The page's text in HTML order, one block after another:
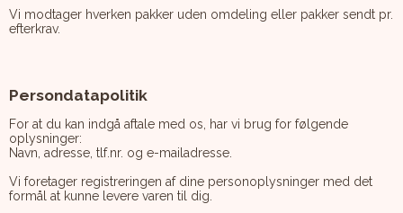
Vi modtager hverken pakker uden omdeling eller pakker sendt pr.
efterkrav.
Persondatapolitik
For at du kan indgå aftale med os, har vi brug for følgende
oplysninger:
Navn, adresse, tlf.nr. og e-mailadresse.
Vi foretager registreringen af dine personoplysninger med det
formål at kunne levere varen til dig.